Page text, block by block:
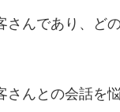
んであり、ど
んとの会話を